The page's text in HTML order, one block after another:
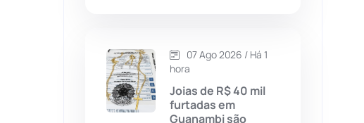
Educação (232)
Érico Cardoso
07 Ago 2026 / Há 1
hora
Joias de R$ 40 mil
furtadas em
Guanambi são